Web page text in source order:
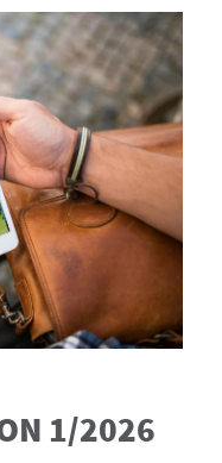
1/2026